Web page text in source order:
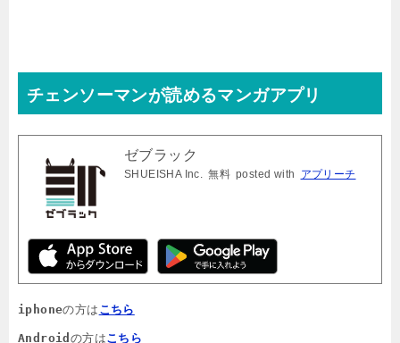
チェンソーマンが読めるマンガアプリ
ゼブラック
SHUEISHA Inc. 無料 posted with アプリーチ
iphoneの方は こちら
Android の方はこちら